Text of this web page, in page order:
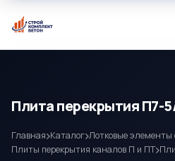
Плита перекрытия П7-
Главная Каталог Лотковые элементы
Плиты перекрытия каналов П и ПТ